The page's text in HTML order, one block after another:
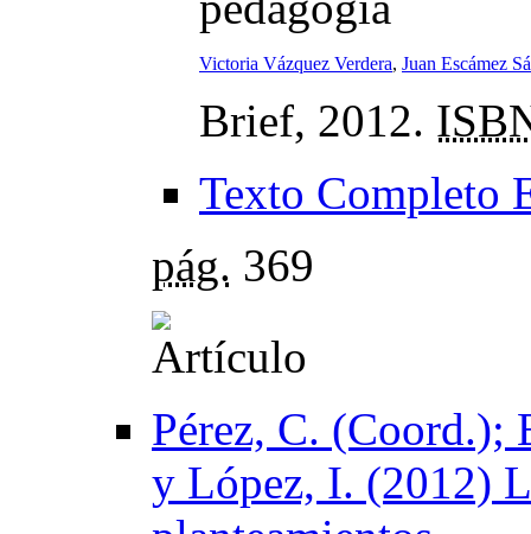
Victoria Vázquez Verdera, Juan Escámez
Brief, 2012.
Texto Completo
pág. 369
Pérez, C. (Coord.);
y López, I. (2012)